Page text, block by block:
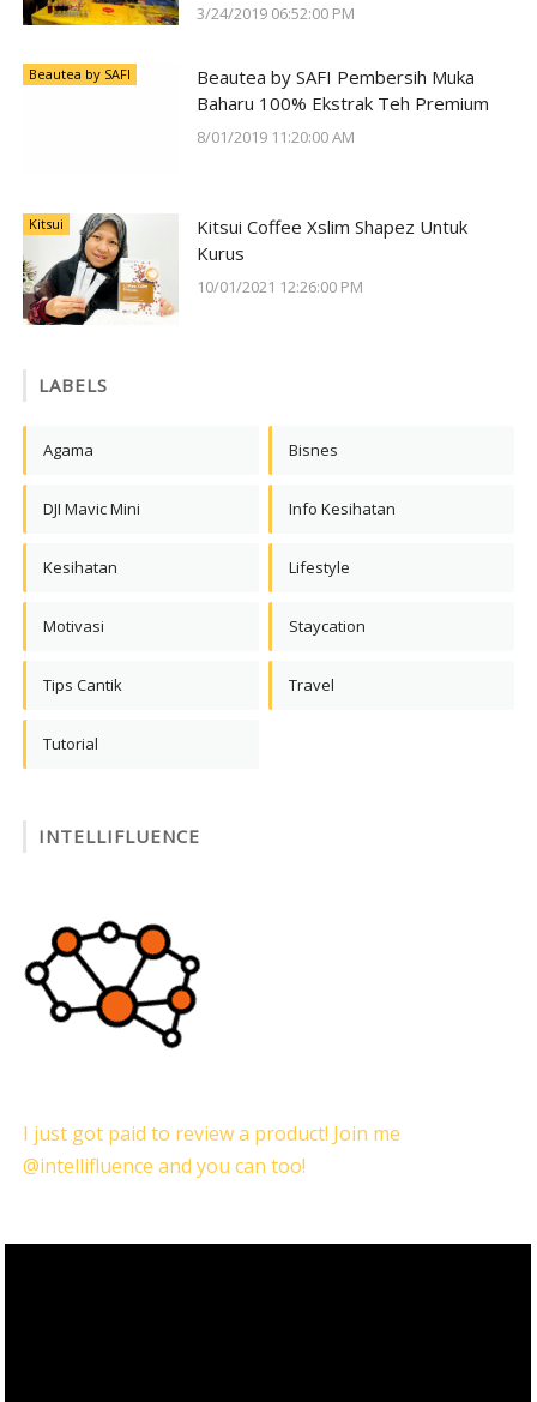
3/24/2019 06:52:00 PM
Beautea by SAFI
Beautea by SAFI Pembersih Muka
Baharu 100% Ekstrak Teh Premium
8/01/2019 11:20:00 AM
Kitsui
Kitsui Coffee Xslim Shapez Untuk
Kurus
10/01/2021 12:26:00 PM
LABELS
Agama Bisnes
DJI Mavic Mini Info Kesihatan
Kesihatan Lifestyle
Motivasi Staycation
Tips Cantik Travel
Tutorial
INTELLIFLUENCE
I just got paid to review a product! Join me
@intellifluence and you can too!